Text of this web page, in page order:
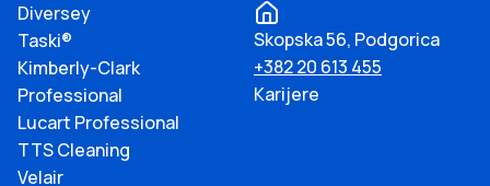
Diversey
Taski®
Kimberly-Clark
Professional
Lucart Professional
TTS Cleaning
Velair
Skopska 56, Podgorica
+382 20 613 455
Karijere